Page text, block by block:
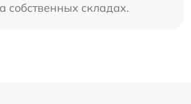
собственных складах.